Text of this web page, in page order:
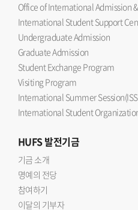
Office of International Admission
International Student Support
Undergraduate Admission
Graduate Admission
Student Exchange Program
Visiting Program
International Summer
International Student
HUFS발전기금
기금 소개
명예의 전당
참여하기
이달의 기부자